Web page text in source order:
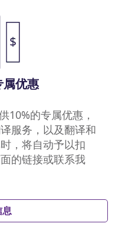
属优惠
10%的专属优惠，
服务，以及翻译和
，将自动予以扣
的链接或联系我
息